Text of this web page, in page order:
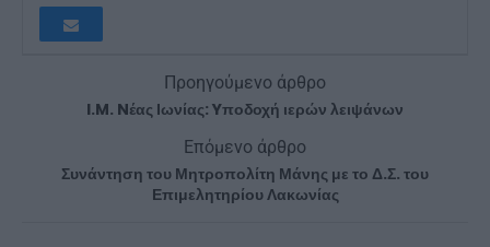
Προηγούμενο άρθρο
I.M. Nέας Ιωνίας: Yποδοχή ιερών λειψάνων
Επόμενο άρθρο
Συνάντηση του Μητροπολίτη Μάνης με το Δ.Σ. του
Επιμελητηρίου Λακωνίας